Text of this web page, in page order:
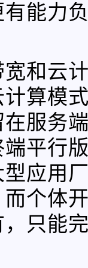
能力
和云
算模
服务
平行
应用
个体
只能